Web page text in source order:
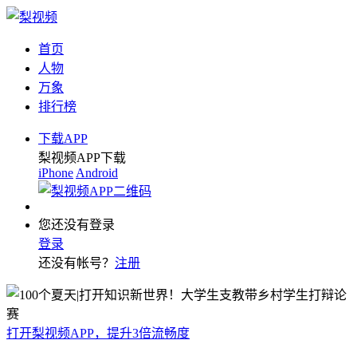
首页
人物
万象
排行榜
下载APP
梨视频APP下载
iPhone Android
您还没有登录
登录
还没有帐号？ 注册
打开梨视频APP，提升3倍流畅度